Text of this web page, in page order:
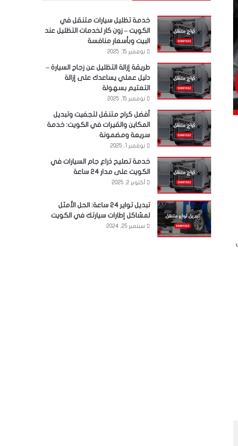
خدمة تظليل سيارات متنقل في
الكويت – زون كار لخدمات التظليل عند
البيت وبأسعار منافسة
نوفمبر 15, 2025
طريقة إزالة التظليل عن زجاج السيارة –
دليل عملي يساعدك على إزالة
التعتيم بسهولة
نوفمبر 15, 2025
أفضل كراج متنقل لتجفيت وتبديل
المكاين والقيرات في الكويت: خدمة
سريعة ومضمونة
نوفمبر 1, 2025
خدمة تصليح ذراع جام السيارات في
الكويت على مدار 24 ساعة
أكتوبر 2, 2025
تبديل تواير 24 ساعة: الحل الأمثل
لمشاكل إطارات سيارتك في الكويت
سبتمبر 25, 2024